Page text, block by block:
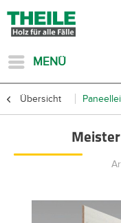
MENÜ
Übersicht